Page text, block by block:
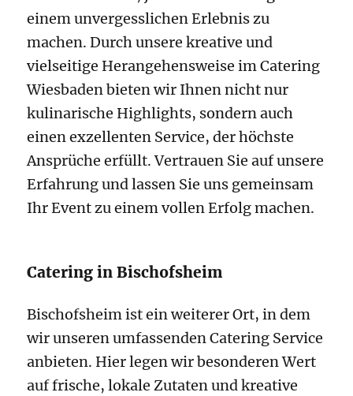
einem unvergesslichen Erlebnis zu
machen. Durch unsere kreative und
vielseitige Herangehensweise im Catering
Wiesbaden bieten wir Ihnen nicht nur
kulinarische Highlights, sondern auch
einen exzellenten Service, der höchste
Ansprüche erfüllt. Vertrauen Sie auf unsere
Erfahrung und lassen Sie uns gemeinsam
Ihr Event zu einem vollen Erfolg machen.
Catering in Bischofsheim
Bischofsheim ist ein weiterer Ort, in dem
wir unseren umfassenden Catering Service
anbieten. Hier legen wir besonderen Wert
auf frische, lokale Zutaten und kreative